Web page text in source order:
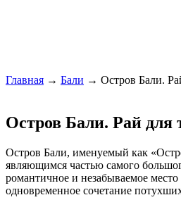
Главная → Бали → Остров Бали.
Остров Бали. Рай для
Остров Бали, именуемый как
являющимся частью самого
романтичное и незабываемое
одновременное сочетание